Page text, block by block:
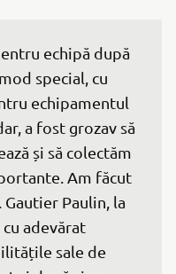
echipă după
special, cu
echipamentul
a fost grozav să
și să colectăm
Am făcut
Paulin, la
adevărat
sale de